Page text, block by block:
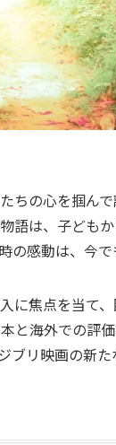
ちの心を掴ん
語は、子ども
感動は、今で
に焦点を当て
と海外での評
ブリ映画の新